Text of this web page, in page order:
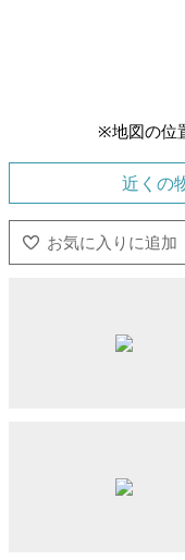
※地図の位
近くの